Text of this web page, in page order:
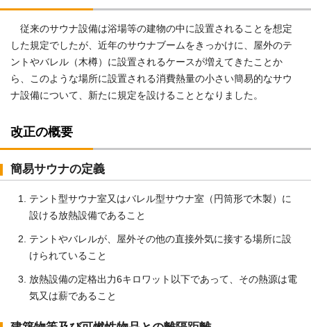
従来のサウナ設備は浴場等の建物の中に設置されることを想定
した規定でしたが、近年のサウナブームをきっかけに、屋外のテ
ントやバレル（木樽）に設置されるケースが増えてきたことか
ら、このような場所に設置される消費熱量の小さい簡易的なサウ
ナ設備について、新たに規定を設けることとなりました。
改正の概要
簡易サウナの定義
テント型サウナ室又はバレル型サウナ室（円筒形で木製）に
設ける放熱設備であること
テントやバレルが、屋外その他の直接外気に接する場所に設
けられていること
放熱設備の定格出力6キロワット以下であって、その熱源は電
気又は薪であること